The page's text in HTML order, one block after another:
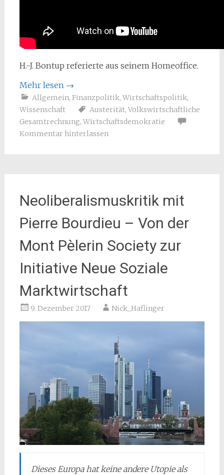
H.-J. Bontup referierte aus seinem Homeoffice.
Mehr lesen →
Allgemein, Finanzpolitik, Wirtschaftspolitik,
Wissenschaft
Austerität, Volkswirtschaftliche
Gesamtrechnung, Wirtschaftsdemokratie
Kommentar hinterlassen
Neoliberalismuskritik mit
Pierre Bourdieu – Von der
Mont Pèlerin Society zur
Initiative Neue Soziale
Marktwirtschaft
9. Dezember 2017 Nick_Haflinger
Dieses Europa hat keine andere Utopie als